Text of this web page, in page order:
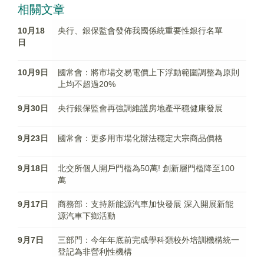
相關文章
10月18
日
央行、銀保監會發佈我國係統重要性銀行名單
10月9日
國常會：將市場交易電價上下浮動範圍調整為原則
上均不超過20%
9月30日 央行銀保監會再強調維護房地產平穩健康發展
9月23日 國常會：更多用市場化辦法穩定大宗商品價格
9月18日
北交所個人開戶門檻為50萬! 創新層門檻降至100
萬
9月17日
商務部：支持新能源汽車加快發展 深入開展新能
源汽車下鄉活動
9月7日
三部門：今年年底前完成學科類校外培訓機構統一
登記為非營利性機構